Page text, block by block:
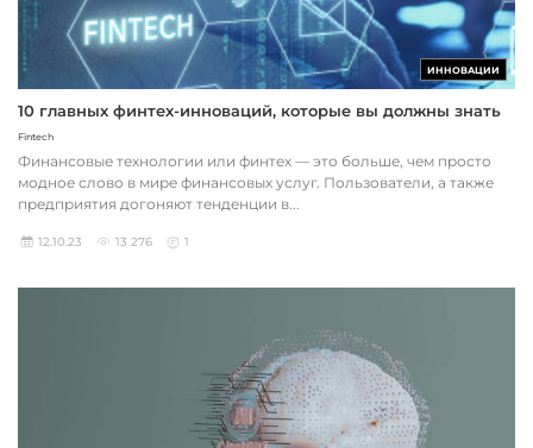
ИННОВАЦИИ
10 главных финтех-инноваций, которые вы должны знать
Fintech
Финансовые технологии или финтех — это больше, чем просто
модное слово в мире финансовых услуг. Пользователи, а также
предприятия догоняют тенденции в...
12.10.23 13 276 1